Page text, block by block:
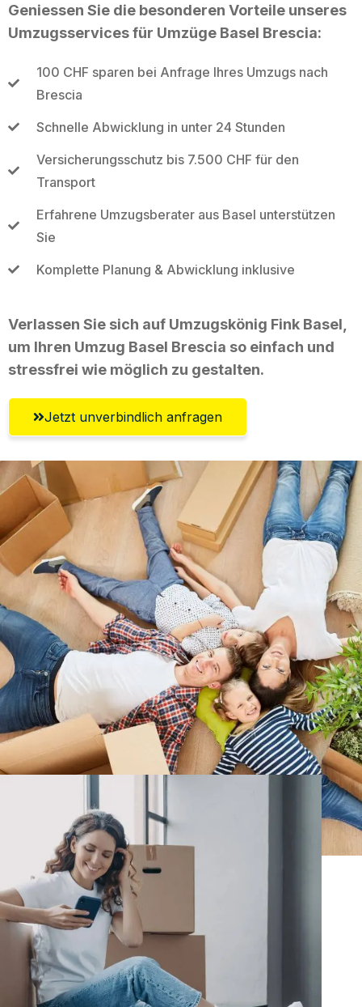
Geniessen Sie die besonderen Vorteile unseres
Umzugsservices für Umzüge Basel Brescia:
100 CHF sparen bei Anfrage Ihres Umzugs nach
Brescia
Schnelle Abwicklung in unter 24 Stunden
Versicherungsschutz bis 7.500 CHF für den
Transport
Erfahrene Umzugsberater aus Basel unterstützen
Sie
Komplette Planung & Abwicklung inklusive
Verlassen Sie sich auf Umzugskönig Fink Basel,
um Ihren Umzug Basel Brescia so einfach und
stressfrei wie möglich zu gestalten.
Jetzt unverbindlich anfragen